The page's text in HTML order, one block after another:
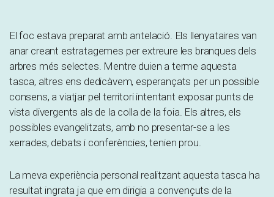
El foc estava preparat amb antelació. Els llenyataires van
anar creant estratagemes per extreure les branques dels
arbres més selectes. Mentre duien a terme aquesta
tasca, altres ens dedicàvem, esperançats per un possible
consens, a viatjar pel territori intentant exposar punts de
vista divergents als de la colla de la foia. Els altres, els
possibles evangelitzats, amb no presentar-se a les
xerrades, debats i conferències, tenien prou.
La meva experiència personal realitzant aquesta tasca ha
resultat ingrata ja que em dirigia a convençuts de la